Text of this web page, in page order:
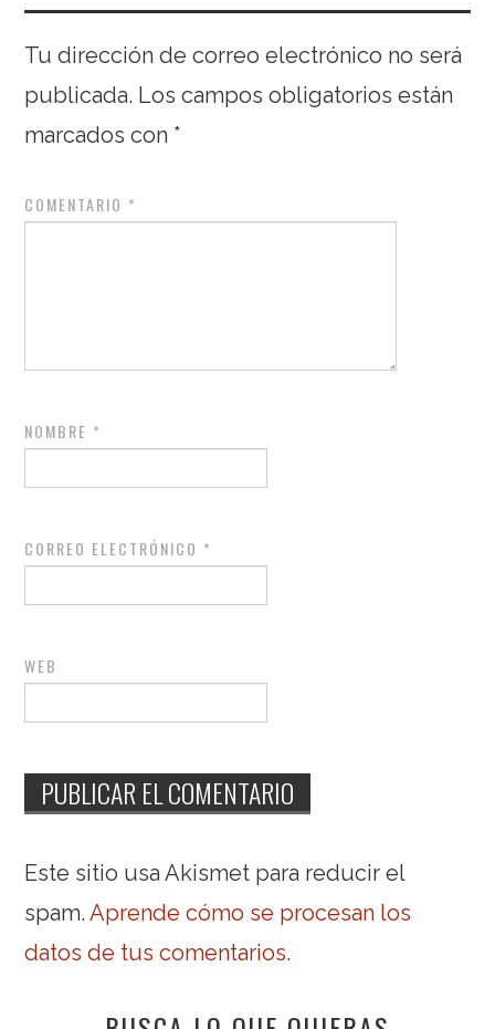
Tu dirección de correo electrónico no será
publicada. Los campos obligatorios están
marcados con *
COMENTARIO *
NOMBRE *
CORREO ELECTRÓNICO *
WEB
Este sitio usa Akismet para reducir el
spam.Aprende cómo se procesan los
datos de tus comentarios.